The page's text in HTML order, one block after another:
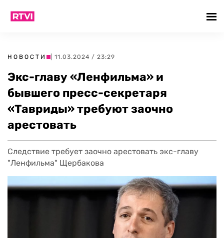
НОВОСТИ | 11.03.2024 / 23:29
Экс-главу «Ленфильма» и
бывшего пресс-секретаря
«Тавриды» требуют заочно
арестовать
Следствие требует заочно арестовать экс-главу
"Ленфильма" Щербакова